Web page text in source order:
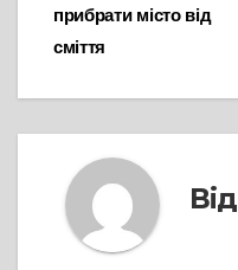
прибрати місто від
сміття
Від